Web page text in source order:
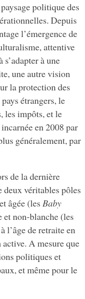
politique des
Depuis
l’émergence de
attentive
à une
une autre vision
la protection des
étrangers, le
les impôts, et le
en 2008 par
généralement, par
de la dernière
deux véritables pôles
âgée (les Baby
et non-blanche (les
l’âge de retraite en
A mesure que
politiques et
et même pour le